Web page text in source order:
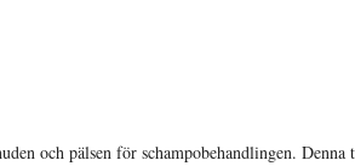
och pälsen för schampobehandlingen.